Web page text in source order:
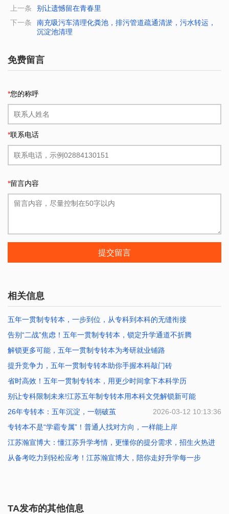
上一条
别让遗憾留在青春里
下一条
南充吸污车清理化粪池，排污管道疏通清淤，污水转运，
沉淀池清理
免费留言
*您的称呼
*联系电话
*留言内容
提交留言
相关信息
五年一贯制专转本，一步到位，从专科到本科的无缝衔接
2026-07-25 10:12:47
告别“二战”焦虑！五年一贯制专转本，锁定升学通道不折腾
2026-07-20 10:40:01
解锁更多可能，五年一贯制专转本为考研就业铺路
2026-07-17 10:02:39
提升竞争力，五年一贯制专转本助你手握本科敲门砖
2026-07-16 10:01:41
省时高效！五年一贯制专转本，用更少时间拿下本科学历
2026-07-14 10:27:34
别让专科限制未来!江苏五年制专转本用本科文凭解锁新可能
2026-07-01 09:54:04
26年专转本：五年沉淀，一朝破茧
2026-03-12 10:13:36
专转本不是“学霸专属”！普通人找对方向，一样能上岸
2026-02-11 10:40:47
江苏瀚宣博大：懂江苏升学考情，更懂你的提分需求，招生火热进
行
从备考吃力到轻松应考！江苏瀚宣博大，陪你走好升学每一步
TA发布的其他信息